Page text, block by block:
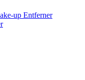
up Entferner